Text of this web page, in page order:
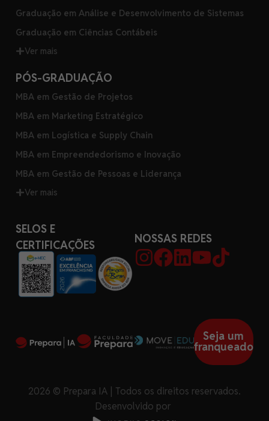
Graduação em Análise e Desenvolvimento de Sistemas
Graduação em Ciências Contábeis
Ver mais
PÓS-GRADUAÇÃO
MBA em Gestão de Projetos
MBA em Marketing Estratégico
MBA em Logística e Supply Chain
MBA em Empreendedorismo e Inovação
MBA em Gestão de Pessoas e Liderança
Ver mais
SELOS E
CERTIFICAÇÕES
NOSSAS REDES
Seja um
franqueado
2026 © Prepara IA | Todos os direitos reservados.
Desenvolvido por